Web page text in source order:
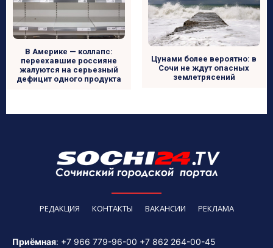
В Америке — коллапс:
переехавшие россияне
жалуются на серьезный
дефицит одного продукта
Цунами более вероятно: в
Сочи не ждут опасных
землетрясений
РЕДАКЦИЯ КОНТАКТЫ ВАКАНСИИ РЕКЛАМА
Приёмная: +7 966 779-96-00 +7 862 264-00-45